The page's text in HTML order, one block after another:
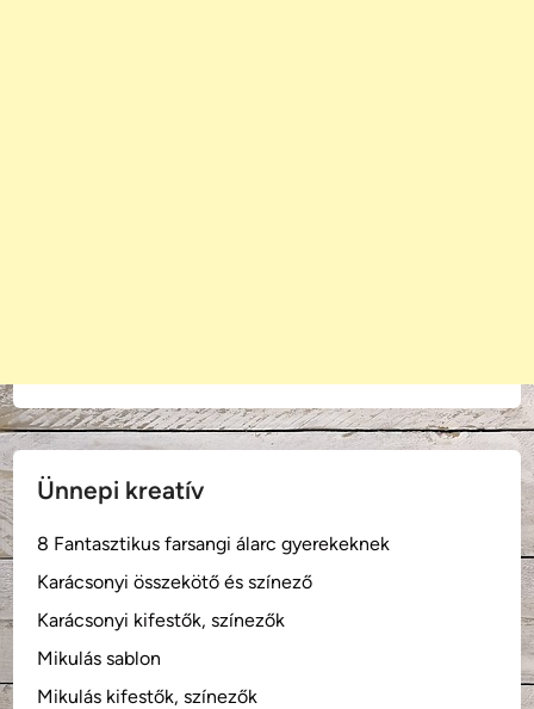
Ünnepi kreatív
8 Fantasztikus farsangi álarc gyerekeknek
Karácsonyi összekötő és színező
Karácsonyi kifestők, színezők
Mikulás sablon
Mikulás kifestők, színezők